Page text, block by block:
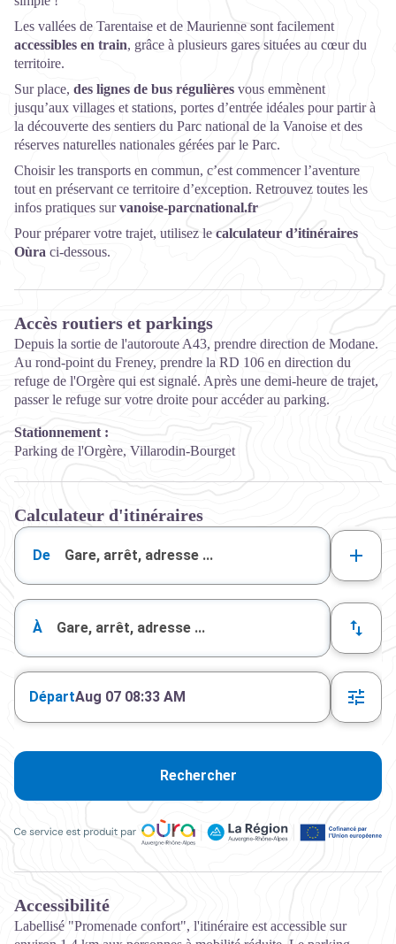
Les vallées de Tarentaise et de Maurienne sont facilement
accessibles en train, grâce à plusieurs gares situées au cœur du
territoire.
Sur place, des lignes de bus régulières vous emmènent
jusqu’aux villages et stations, portes d’entrée idéales pour partir à
la découverte des sentiers du Parc national de la Vanoise et des
réserves naturelles nationales gérées par le Parc.
Choisir les transports en commun, c’est commencer l’aventure
tout en préservant ce territoire d’exception. Retrouvez toutes les
infos pratiques survanoise-parcnational.fr
Pour préparer votre trajet, utilisez le calculateur d’itinéraires
Oùra ci-dessous.
Accès routiers et parkings
Depuis la sortie de l'autoroute A43, prendre direction de Modane.
Au rond-point du Freney, prendre la RD 106 en direction du
refuge de l'Orgère qui est signalé. Après une demi-heure de trajet,
passer le refuge sur votre droite pour accéder au parking.
Stationnement :
Parking de l'Orgère, Villarodin-Bourget
Calculateur d'itinéraires
De
À
DépartAug 07 08:33 AM
Rechercher
Accessibilité
Labellisé "Promenade confort", l'itinéraire est accessible sur